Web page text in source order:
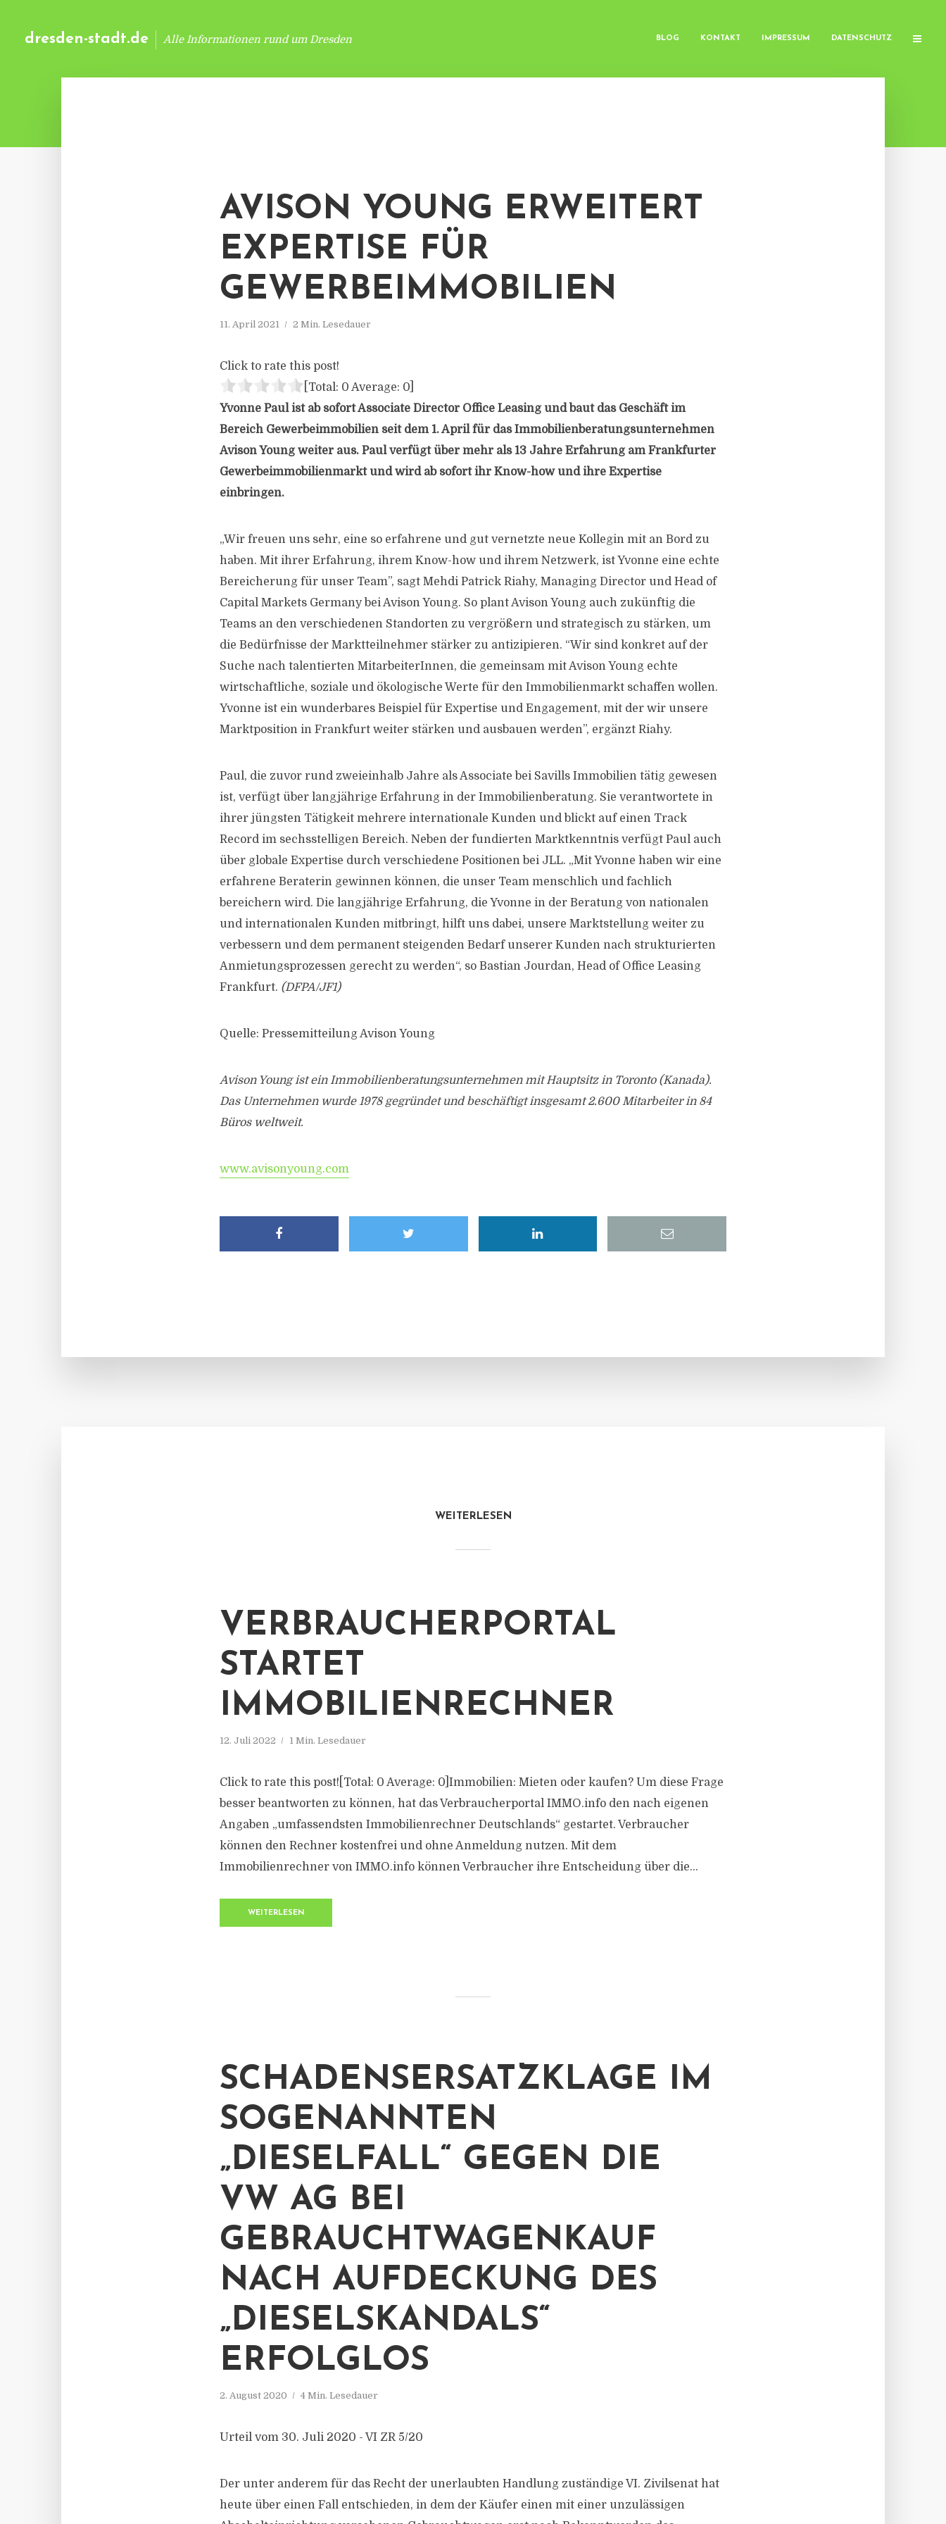
dresden-stadt.de Alle Informationen rund um Dresden BLOG KONTAKT IMPRESSUM DATENSCHUTZ
AVISON YOUNG ERWEITERT
EXPERTISE FÜR
GEWERBEIMMOBILIEN
11. April 2021 2 Min. Lesedauer
Click to rate this post!
[Total: 0 Average: 0
Yvonne Paul ist ab sofort Associate Director Office Leasing und baut das Geschäft im
Bereich Gewerbeimmobilien seit dem 1. April für das Immobilienberatungsunternehmen
Avison Young weiter aus. Paul verfügt über mehr als 13 Jahre Erfahrung am Frankfurter
Gewerbeimmobilienmarkt und wird ab sofort ihr Know-how und ihre Expertise
einbringen.
„Wir freuen uns sehr, eine so erfahrene und gut vernetzte neue Kollegin mit an Bord zu
haben. Mit ihrer Erfahrung, ihrem Know-how und ihrem Netzwerk, ist Yvonne eine echte
Bereicherung für unser Team”, sagt Mehdi Patrick Riahy, Managing Director und Head of
Capital Markets Germany bei Avison Young. So plant Avison Young auch zukünftig die
Teams an den verschiedenen Standorten zu vergrößern und strategisch zu stärken, um
die Bedürfnisse der Marktteilnehmer stärker zu antizipieren. “Wir sind konkret auf der
Suche nach talentierten MitarbeiterInnen, die gemeinsam mit Avison Young echte
wirtschaftliche, soziale und ökologische Werte für den Immobilienmarkt schaffen wollen.
Yvonne ist ein wunderbares Beispiel für Expertise und Engagement, mit der wir unsere
Marktposition in Frankfurt weiter stärken und ausbauen werden”, ergänzt Riahy.
Paul, die zuvor rund zweieinhalb Jahre als Associate bei Savills Immobilien tätig gewesen
ist, verfügt über langjährige Erfahrung in der Immobilienberatung. Sie verantwortete in
ihrer jüngsten Tätigkeit mehrere internationale Kunden und blickt auf einen Track
Record im sechsstelligen Bereich. Neben der fundierten Marktkenntnis verfügt Paul auch
über globale Expertise durch verschiedene Positionen bei JLL. „Mit Yvonne haben wir eine
erfahrene Beraterin gewinnen können, die unser Team menschlich und fachlich
bereichern wird. Die langjährige Erfahrung, die Yvonne in der Beratung von nationalen
und internationalen Kunden mitbringt, hilft uns dabei, unsere Marktstellung weiter zu
verbessern und dem permanent steigenden Bedarf unserer Kunden nach strukturierten
Anmietungsprozessen gerecht zu werden“, so Bastian Jourdan, Head of Office Leasing
Frankfurt. (DFPA/JF1)
Quelle: Pressemitteilung Avison Young
Avison Young ist ein Immobilienberatungsunternehmen mit Hauptsitz in Toronto (Kanada).
Das Unternehmen wurde 1978 gegründet und beschäftigt insgesamt 2.600 Mitarbeiter in 84
Büros weltweit.
www.avisonyoung.com
WEITERLESEN
VERBRAUCHERPORTAL
STARTET
IMMOBILIENRECHNER
12. Juli 2022 1 Min. Lesedauer
Click to rate this post![Total: 0 Average: 0]Immobilien: Mieten oder kaufen? Um diese Frage
besser beantworten zu können, hat das Verbraucherportal IMMO.info den nach eigenen
Angaben „umfassendsten Immobilienrechner Deutschlands“ gestartet. Verbraucher
können den Rechner kostenfrei und ohne Anmeldung nutzen. Mit dem
Immobilienrechner von IMMO.info können Verbraucher ihre Entscheidung über die...
WEITERLESEN
SCHADENSERSATZKLAGE IM
SOGENANNTEN
„DIESELFALL“ GEGEN DIE
VW AG BEI
GEBRAUCHTWAGENKAUF
NACH AUFDECKUNG DES
„DIESELSKANDALS“
ERFOLGLOS
2. August 2020 4 Min. Lesedauer
Urteil vom 30. Juli 2020 - VI ZR 5/20
Der unter anderem für das Recht der unerlaubten Handlung zuständige VI. Zivilsenat hat
heute über einen Fall entschieden, in dem der Käufer einen mit einer unzulässigen